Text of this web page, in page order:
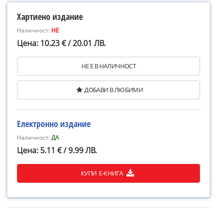
Хартиено издание
Наличност: НЕ
Цена: 10.23 € / 20.01 ЛВ.
НЕ Е В НАЛИЧНОСТ
ДОБАВИ В ЛЮБИМИ
Електронно издание
Наличност:ДА
Цена: 5.11 € / 9.99 ЛВ.
КУПИ Е-КНИГА